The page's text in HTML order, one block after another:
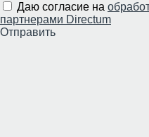
Даю согласие на
партнерами Directum
Отправить